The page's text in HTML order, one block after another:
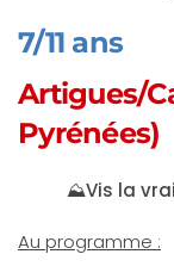
7/11 ans
Artigues/
Pyrénées)
⛰️Vis la
Au programme :